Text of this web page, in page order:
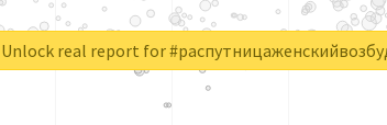
Unlock real report for